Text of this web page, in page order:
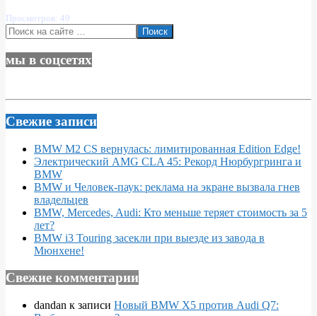
Просмотров: 49
Поиск
мы в соцсетях
Свежие записи
BMW M2 CS вернулась: лимитированная Edition Edge!
Электрический AMG CLA 45: Рекорд Нюрбургринга и
BMW
BMW и Человек-паук: реклама на экране вызвала гнев
владельцев
BMW, Mercedes, Audi: Кто меньше теряет стоимость за 5
лет?
BMW i3 Touring засекли при выезде из завода в
Мюнхене!
Свежие комментарии
dandan к записи Новый BMW X5 против Audi Q7: